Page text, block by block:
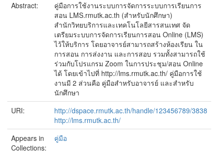
Abstract:
คู่มือการใช้งานระบบการจัดการระบบการเรียนการ
สอน LMS.rmutk.ac.th (สำหรับนักศึกษา)
สำนักวิทยบริการและเทคโนโลยีสารสนเทศ จัด
เตรียมระบบการจัดการเรียนการสอน Online (LMS)
ไว้ให้บริการ โดยอาจารย์สามารถสร้างห้องเรียน ใน
การสอน การส่งงาน และการสอบ รวมทั้งสามารถใช้
ร่วมกับโปรแกรม Zoom ในการประชุม/สอน Online
ได้ โดยเข้าไปที่ http://lms.rmutk.ac.th/ คู่มือการใช้
งานมี 2 ส่วนคือ คู่มือสำหรับอาจารย์ และสำหรับ
นักศึกษา
URI:
http://dspace.rmutk.ac.th/handle/123456789/3838
http://lms.rmutk.ac.th/
Appears in
Collections:
คู่มือ